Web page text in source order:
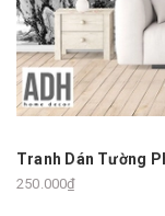
Tranh Dán Tường
250.000₫